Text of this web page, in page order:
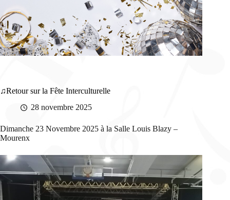
Retour sur la Fête Interculturelle
28 novembre 2025
Dimanche 23 Novembre 2025 à la Salle Louis Blazy –
Mourenx